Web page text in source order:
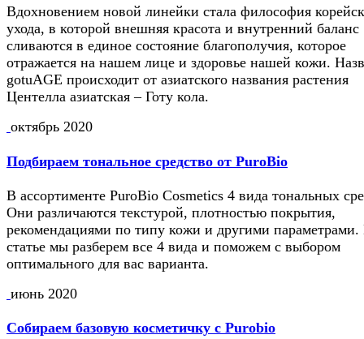
Вдохновением новой линейки стала философия
ухода, в которой внешняя красота и внутренний баланс
сливаются в единое состояние благополучия, которое
отражается на нашем лице и здоровье нашей кожи.
gotuAGE происходит от азиатского названия растения
Центелла азиатская – Готу кола.
октябрь 2020
Подбираем тональное средство от PuroBio
В ассортименте PuroBio Cosmetics 4 вида тональных
Они различаются текстурой, плотностью покрытия,
рекомендациями по типу кожи и другими
статье мы разберем все 4 вида и поможем с выбором
оптимального для вас варианта.
июнь 2020
Собираем базовую косметичку с Purobio